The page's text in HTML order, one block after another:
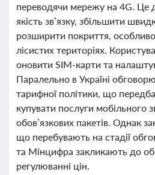
переводячи мережу на 4G. Це
якість зв’язку, збільшити
розширити покриття,
лісистих територіях.
оновити SIM-карти та
Паралельно в Україні
тарифної політики, що
купувати послуги мобільного
обов’язкових пакетів. Однак
що перебувають на стадії
та Мінцифра закликають до
регулюванні цін.